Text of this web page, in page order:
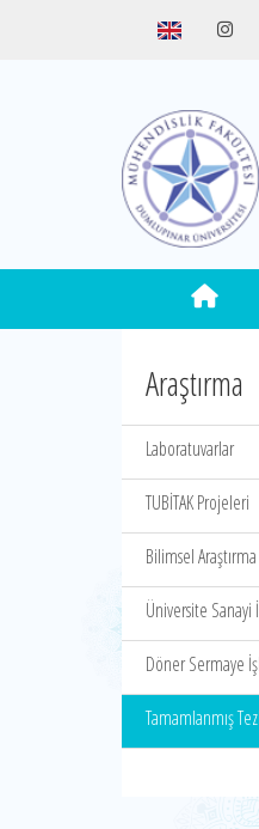
Araştırma
Laboratuvarlar
TUBİTAK Projeleri
Bilimsel
Üniversite
Döner Sermaye
Tamamlanmış